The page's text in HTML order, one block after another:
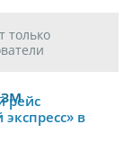
только
рейс
в